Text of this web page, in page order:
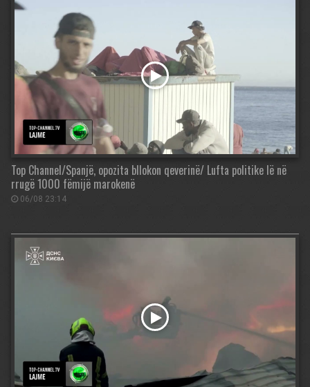
Top Channel/Spanjë, opozita bllokon qeverinë/ Lufta politike lë në
rrugë 1000 fëmijë marokenë
06/08 23:14